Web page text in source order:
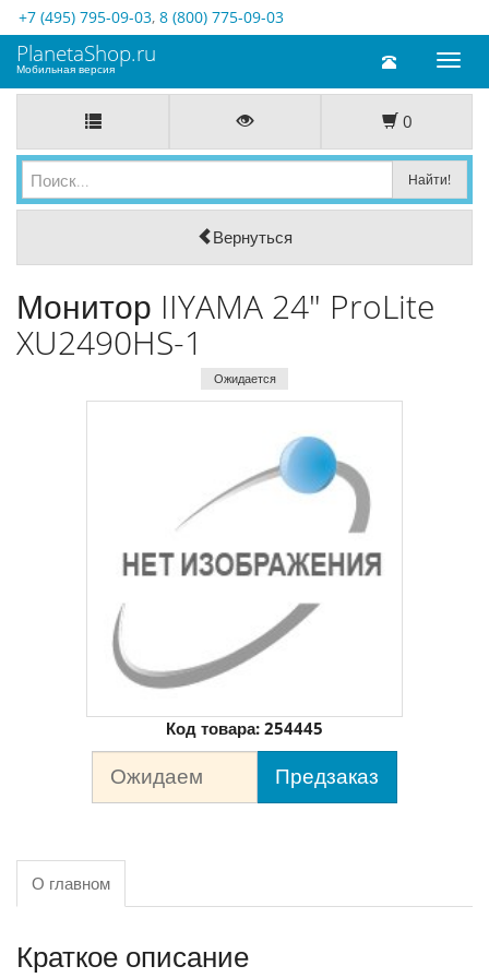
+7 (495) 795-09-03, 8 (800) 775-09-03
Toggle
PlanetaShop.ru
Мобильная версия
0
Вернуться
Монитор IIYAMA 24" ProLite
XU2490HS-1
Ожидается
Код товара: 254445
Ожидаем Предзаказ
О главном
Краткое описание